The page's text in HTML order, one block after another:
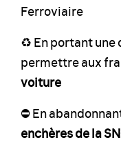
Ferroviaire
♻️ En portant une
permettre aux
voiture
⛔️ En
enchères de la